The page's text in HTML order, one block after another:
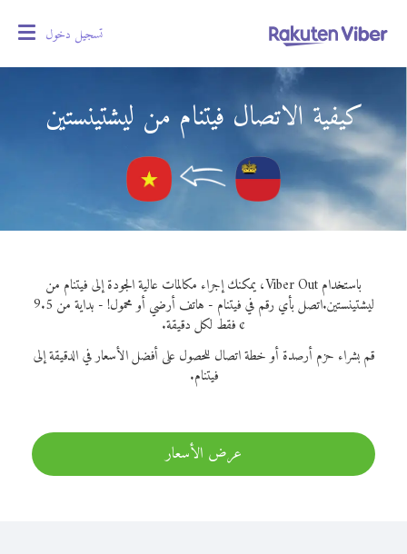
تسجيل دخول
كيفية الاتصال فيتنام من ليشتينستين
باستخدام Viber Out، يمكنك إجراء مكالمات عالية الجودة إلى فيتنام من
ليشتينستين.
اتصل بأي رقم في فيتنام - هاتف أرضي أو محمول! - بداية من 9.5
¢ فقط لكل دقيقة.
قم بشراء حزم أرصدة أو خطة اتصال للحصول على أفضل الأسعار في الدقيقة إلى
فيتنام.
عرض الأسعار